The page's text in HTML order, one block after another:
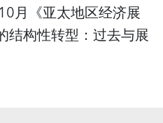
10月《亚太地区经济展
结构性转型：过去与展